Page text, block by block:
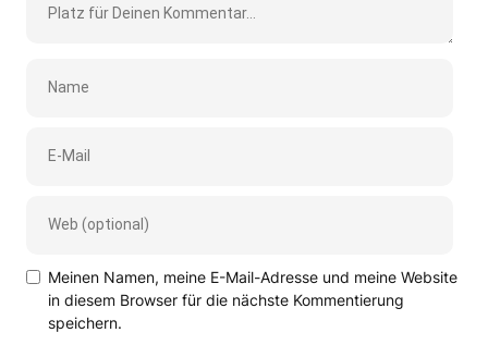
Meinen Namen, meine E-Mail-Adresse und meine Website
in diesem Browser für die nächste Kommentierung
speichern.